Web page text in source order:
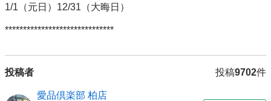
1/1（元日）12/31（大晦日）
投稿者 投稿9702件
愛品倶楽部 柏店